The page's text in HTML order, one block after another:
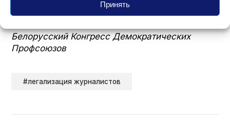
Принять
Офис по правам людей с инвалидностью
Белорусский Конгресс Демократических
Профсоюзов
#легализация журналистов